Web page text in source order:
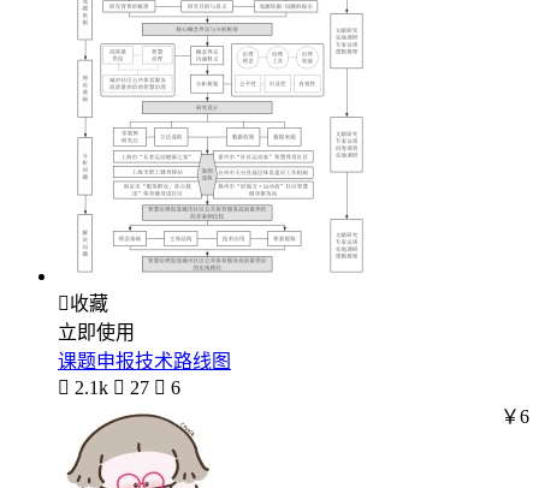
收藏
立即使用
课题申报技术路线图
 2.1k  27  6
￥6